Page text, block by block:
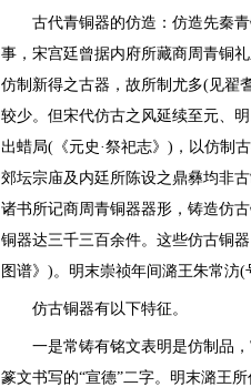
古代青铜器的仿造：仿造先秦
事，宋宫廷曾据内府所藏商周青铜
仿制新得之古器，故所制尤多(见翟
较少。但宋代仿古之风延续至元、
出蜡局(《元史·祭祀志》)，以仿制
郊坛宗庙及内廷所陈设之鼎彝均非
诸书所记商周青铜器器形，铸造仿
铜器达三千三百余件。这些仿古铜
图谱》)。明末崇祯年间潞王朱常汸(
仿古铜器有以下特征。
一是常铸有铭文表明是仿制品
篆文书写的“宣德”二字。明末潞王